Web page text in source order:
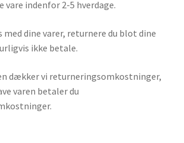
vare indenfor 2-5 hverdage.
med dine varer, returnere du blot dine
ikke betale.
dækker vi returneringsomkostninger,
varen betaler du